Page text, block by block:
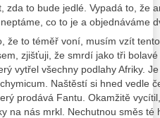
zda to bude jedlé. Vypadá to, že
co to je a objednáváme
že to téměř voní, musím vzít
zjišťuji, že smrdí jako tři
vytřel všechny podlahy Afriky.
Naštěstí si hned vedle
prodává Fantu. Okamžitě
na nás mrkl. Nechutnou směs té